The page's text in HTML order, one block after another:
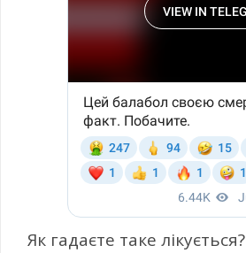
Як гадаєте таке лікується?